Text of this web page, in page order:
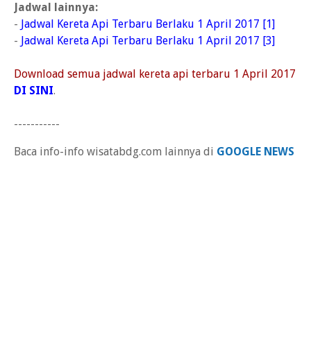
Jadwal lainnya:
- Jadwal Kereta Api Terbaru Berlaku 1 April 2017 [1]
- Jadwal Kereta Api Terbaru Berlaku 1 April 2017 [3]
Download semua jadwal kereta api terbaru 1 April 2017
DI SINI.
-----------
Baca info-info wisatabdg.com lainnya di GOOGLE NEWS